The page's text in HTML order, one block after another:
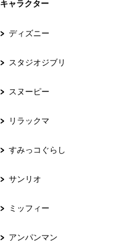
キャラクター
ディズニー
スタジオジブリ
スヌーピー
リラックマ
すみっコぐらし
サンリオ
ミッフィー
アンパンマン